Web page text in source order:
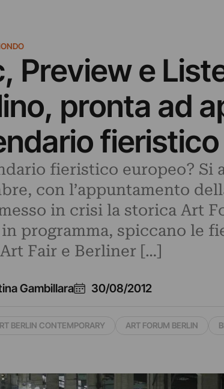
Preview e
pronta ad
fieristico europeo? Si
con l’appuntamento
in crisi la storica Art
programma, spiccano le
Fair e Berliner […]
Gambillara 30/08/2012
BERLIN CONTEMPORARY ART FORUM BERLIN